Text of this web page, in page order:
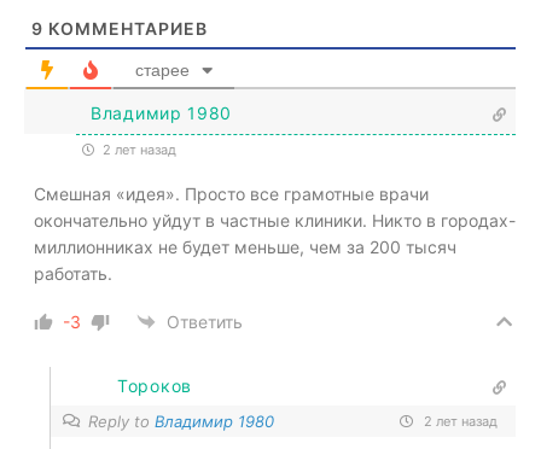
9 КОММЕНТАРИЕВ
старее
Владимир 1980
2 лет назад
Смешная «идея». Просто все грамотные врачи
окончательно уйдут в частные клиники. Никто в городах-
миллионниках не будет меньше, чем за 200 тысяч
работать.
-3 Ответить
Тороков
Reply to Владимир 1980 2 лет назад